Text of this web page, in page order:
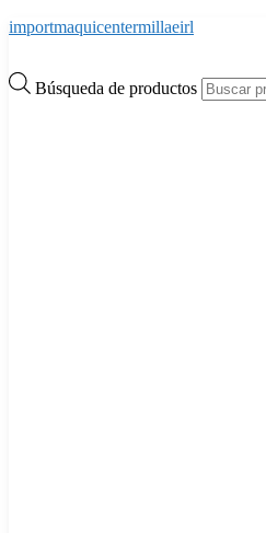
importmaquicentermillaeirl
Búsqueda de productos